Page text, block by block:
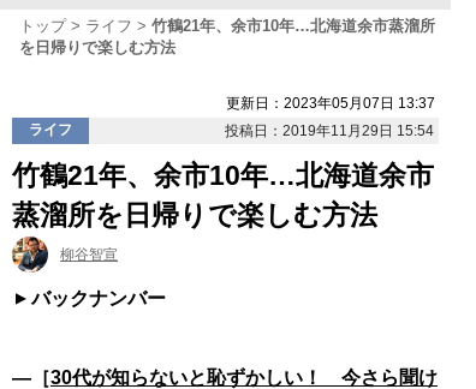
トップ ライフ
竹鶴21年、余市10年…北海道余市蒸溜所
を日帰りで楽しむ方法
更新日：2023年05月07日 13:37
ライフ
投稿日：2019年11月29日 15:54
竹鶴21年、余市10年…北海道余市
蒸溜所を日帰りで楽しむ方法
柳谷智宣
バックナンバー
―［30代が知らないと恥ずかしい！ 今さら聞け